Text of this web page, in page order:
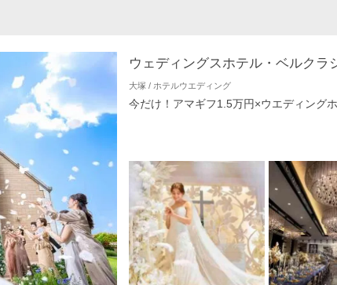
ウェディングスホテル・ベルクラ
大塚 / ホテルウエディング
今だけ！アマギフ1.5万円×ウエディング